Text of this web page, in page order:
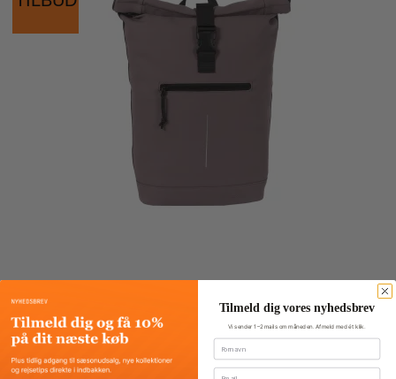
Mart Roll Backpack
Tilmeld dig vores nyhedsbrev
Vi sender 1–2 mails om måneden. Afmeld med ét klik.
Fornavn
Email